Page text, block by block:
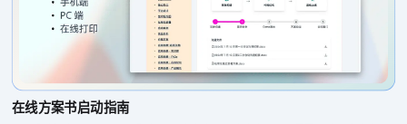
在线方案书启动指南